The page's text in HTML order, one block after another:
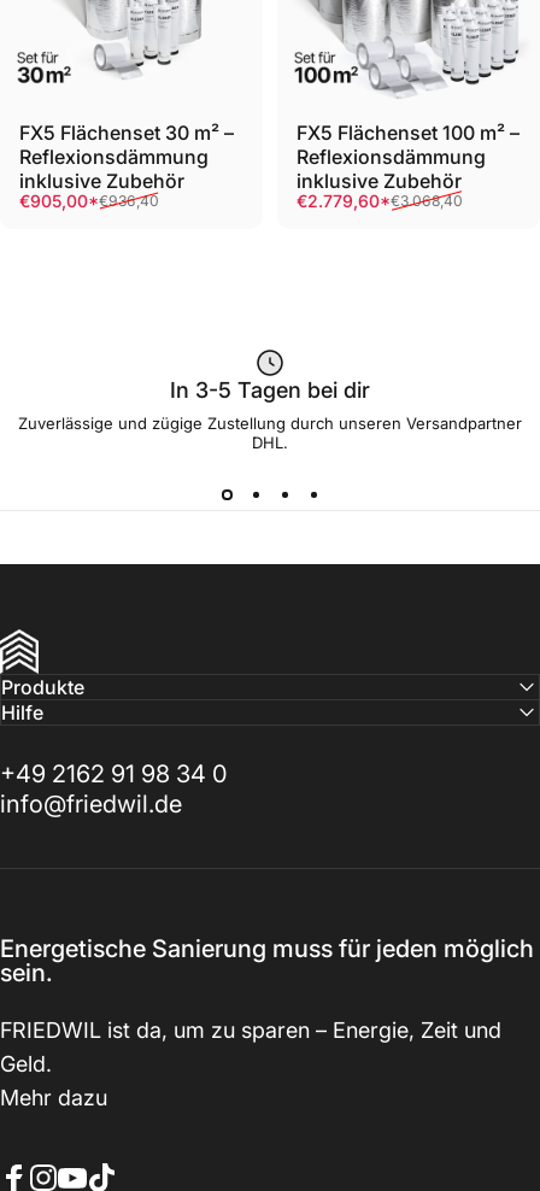
FX5 Flächenset 30 m² –
Reflexionsdämmung
inklusive Zubehör
Verkaufspreis
€905,00*
Normaler Preis
€936,40
FX5 Flächenset 100 m² –
Reflexionsdämmung
inklusive Zubehör
Verkaufspreis
€2.779,60*
Normaler Preis
€3.068,40
In 3-5 Tagen bei dir
Zuverlässige und zügige Zustellung durch unseren Versandpartner
DHL.
FRIEDWIL
Produkte
Hilfe
+49 2162 91 98 34 0
info@friedwil.de
Energetische Sanierung muss für jeden möglich
sein.
FRIEDWIL ist da, um zu sparen – Energie, Zeit und
Geld.
Mehr dazu